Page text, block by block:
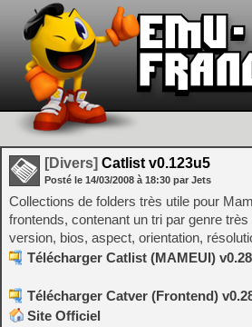
[Divers] Catlist v0.123u5
Posté le 14/03/2008 à 18:30 par Jets
Collections de folders très utile pour
frontends, contenant un tri par genre
version, bios, aspect, orientation,
Télécharger Catlist (MAMEUI)
Télécharger Catver (Frontend)
Site Officiel